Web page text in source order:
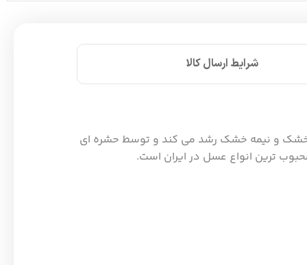
شرایط ارسال کالا
خشک و نیمه خشک رشد می کند و توسط حشره ای
ترین انواع عسل در ایران است.